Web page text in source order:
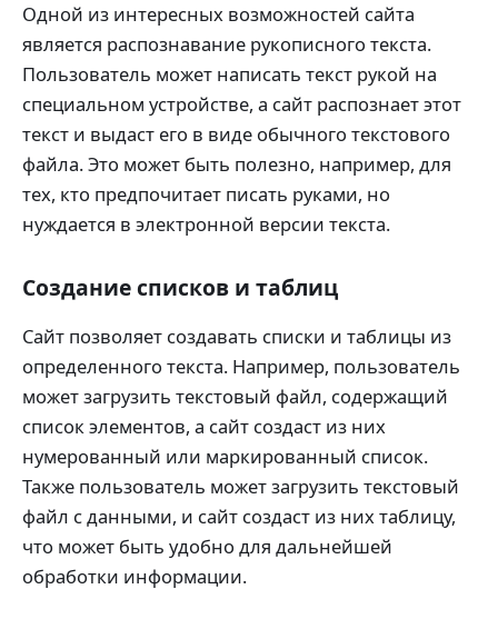
Одной из интересных возможностей сайта
является распознавание рукописного текста.
Пользователь может написать текст рукой на
специальном устройстве, а сайт распознает этот
текст и выдаст его в виде обычного текстового
файла. Это может быть полезно, например, для
тех, кто предпочитает писать руками, но
нуждается в электронной версии текста.
Создание списков и таблиц
Сайт позволяет создавать списки и таблицы из
определенного текста. Например, пользователь
может загрузить текстовый файл, содержащий
список элементов, а сайт создаст из них
нумерованный или маркированный список.
Также пользователь может загрузить текстовый
файл с данными, и сайт создаст из них таблицу,
что может быть удобно для дальнейшей
обработки информации.